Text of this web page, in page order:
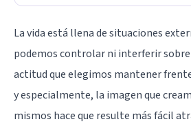
La vida está llena de situaciones
podemos controlar ni interferir
actitud que elegimos mantener
y especialmente, la imagen que
mismos hace que resulte más fácil